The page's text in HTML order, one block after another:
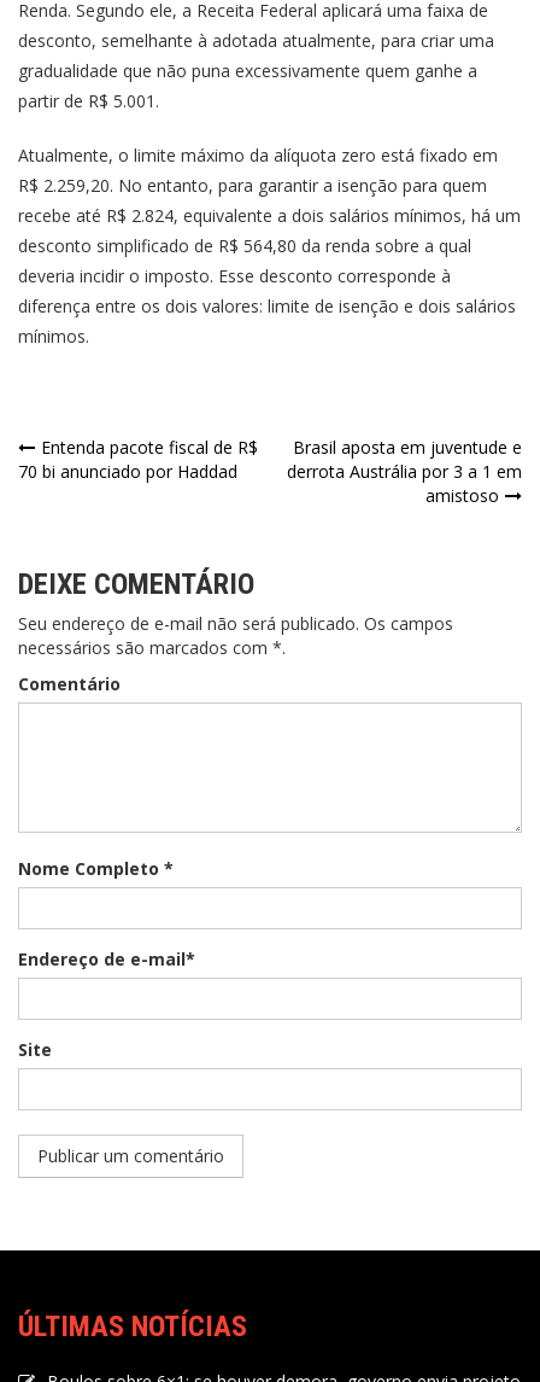
Renda. Segundo ele, a Receita Federal aplicará uma faixa de
desconto, semelhante à adotada atualmente, para criar uma
gradualidade que não puna excessivamente quem ganhe a
partir de R$ 5.001.
Atualmente, o limite máximo da alíquota zero está fixado em
R$ 2.259,20. No entanto, para garantir a isenção para quem
recebe até R$ 2.824, equivalente a dois salários mínimos, há um
desconto simplificado de R$ 564,80 da renda sobre a qual
deveria incidir o imposto. Esse desconto corresponde à
diferença entre os dois valores: limite de isenção e dois salários
mínimos.
Entenda pacote fiscal de R$
70 bi anunciado por Haddad
Brasil aposta em juventude e
derrota Austrália por 3 a 1 em
amistoso
DEIXE COMENTÁRIO
Seu endereço de e-mail não será publicado. Os campos
necessários são marcados com *.
Comentário
Nome Completo *
Endereço de e-mail*
Site
ÚLTIMAS NOTÍCIAS